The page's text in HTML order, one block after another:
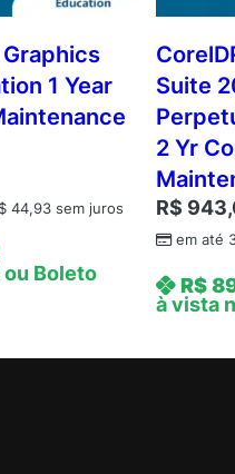
Graphics
1 Year
44,93sem juros
ou Boleto
Suite
2 Yr
R$
em até
R$
à vista